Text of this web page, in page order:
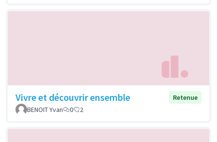
Vivre et découvrir ensemble
Retenue
BENOIT Yvan
0 2